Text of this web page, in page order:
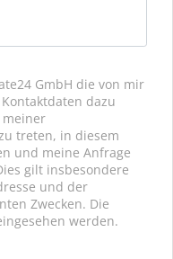
GmbH die von mir
dazu
treten, in diesem
und meine Anfrage
gilt insbesondere
und der
Zwecken. Die
werden.